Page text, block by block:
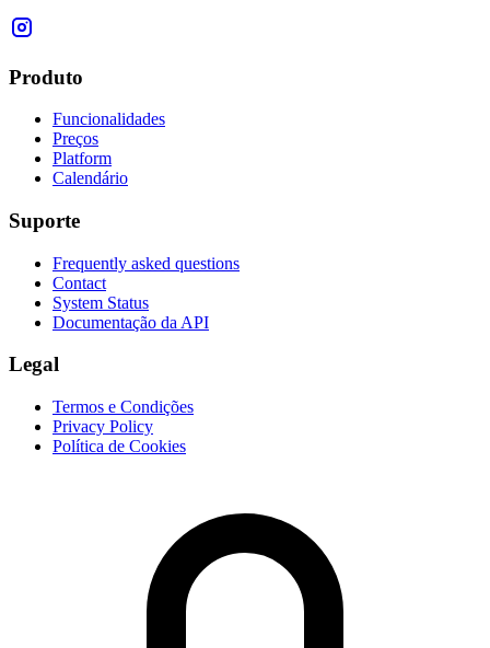
Produto
Funcionalidades
Preços
Platform
Calendário
Suporte
Frequently asked questions
Contact
System Status
Documentação da API
Legal
Termos e Condições
Privacy Policy
Política de Cookies